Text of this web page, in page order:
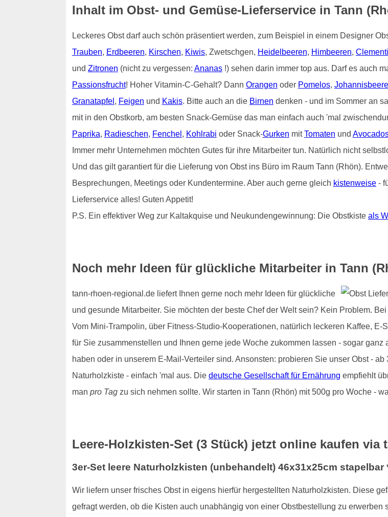
Inhalt im Obst- und Gemüse-Lieferservice in Tann
Leckeres Obst darf auch schön präsentiert werden, zum Beispiel in einem Designer
Trauben, Erdbeeren, Kirschen, Kiwis, Zwetschgen, Heidelbeeren, Himbeeren,
und Zitronen (nicht zu vergessen: Ananas!) sehen darin immer top aus. Darf es auch
Passionsfrucht! Hoher Vitamin-C-Gehalt? Dann Orangen oder Pomelos,
Granatapfel , Feigen und Kakis. Bitte auch an die Birnen denken - und im Sommer an
mit in den Obstkorb, am besten Snack-Gemüse das man einfach auch 'mal
Paprika, Radieschen, Fenchel , Kohlrabi oder Snack-Gurken mitTomaten und
Immer mehr Unternehmen möchten Gutes für ihre Mitarbeiter tun. Natürlich nicht
Und das gilt garantiert für die Lieferung von Obst ins Büro im Raum Tann (Rhön).
Besprechungen, Meetings oder Kundentermine. Aber auch gerne gleich kistenweise-
Lieferservice alles! Guten Appetit!
P.S. Ein effektiver Weg zur Kaltakquise und Neukundengewinnung: Die Obstkiste als
Noch mehr Ideen für glückliche Mitarbeiter in Tann
tann-rhoen-regional.de liefert Ihnen gerne noch mehr Ideen für glückliche
und gesunde Mitarbeiter. Sie möchten der beste Chef der Welt sein? Kein Problem.
Vom Mini-Trampolin, über Fitness-Studio-Kooperationen, natürlich leckeren Kaffee,
für Sie zusammenstellen und Ihnen gerne jede Woche zukommen lassen - sogar
haben oder in unserem E-Mail-Verteiler sind. Ansonsten: probieren Sie unser Obst -
Naturholzkiste - einfach 'mal aus. Die deutsche Gesellschaft für Ernährung empfiehlt
man pro Tagzu sich nehmen sollte. Wir starten in Tann (Rhön) mit 500g pro Woche -
Leere-Holzkisten-Set (3 Stück) jetzt online kaufen via
3er-Set leere Naturholzkisten (unbehandelt) 46x31x25cm
Wir liefern unser frisches Obst in eigens hierfür hergestellten Naturholzkisten. Diese
gefragt werden, ob die Kisten auch unabhängig von einer Obstbestellung zu